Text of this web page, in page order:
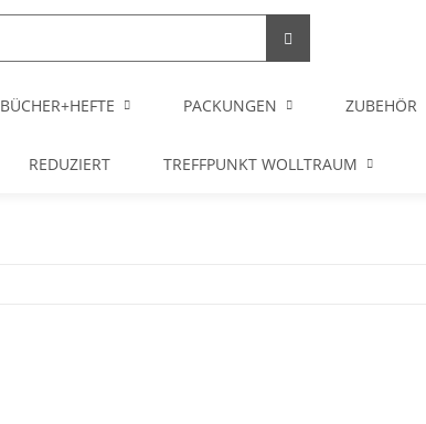
BÜCHER+HEFTE PACKUNGEN ZUBEHÖR
REDUZIERT TREFFPUNKT WOLLTRAUM